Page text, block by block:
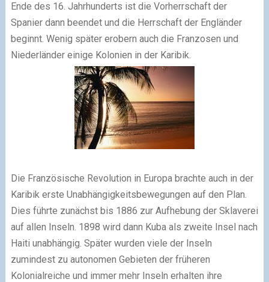
Ende des 16. Jahrhunderts ist die Vorherrschaft der
Spanier dann beendet und die Herrschaft der Engländer
beginnt. Wenig später erobern auch die Franzosen und
Niederländer einige Kolonien in der Karibik.
Die Französische Revolution in Europa brachte auch in der
Karibik erste Unabhängigkeitsbewegungen auf den Plan.
Dies führte zunächst bis 1886 zur Aufhebung der Sklaverei
auf allen Inseln. 1898 wird dann Kuba als zweite Insel nach
Haiti unabhängig. Später wurden viele der Inseln
zumindest zu autonomen Gebieten der früheren
Kolonialreiche und immer mehr Inseln erhalten ihre